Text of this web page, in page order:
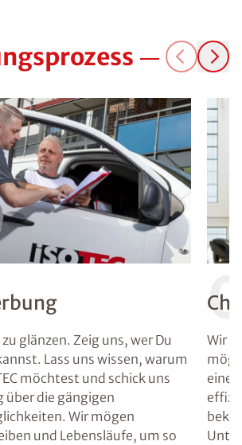
glänzen. Zeig uns, wer Du
Lass uns wissen, warum
möchtest und schick uns
über die gängigen
Wir mögen
und Lebensläufe, um so
Wir